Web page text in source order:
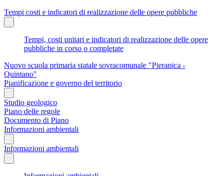
Tempi costi e indicatori di realizzazione delle opere pubbliche
Tempi, costi unitari e indicatori di realizzazione delle opere
pubbliche in corso o completate
Nuovo scuola primaria statale sovracomunale "Pieranica -
Quintano"
Pianificazione e governo del territorio
Studio geologico
Piano delle regole
Documento di Piano
Informazioni ambientali
Informazioni ambientali